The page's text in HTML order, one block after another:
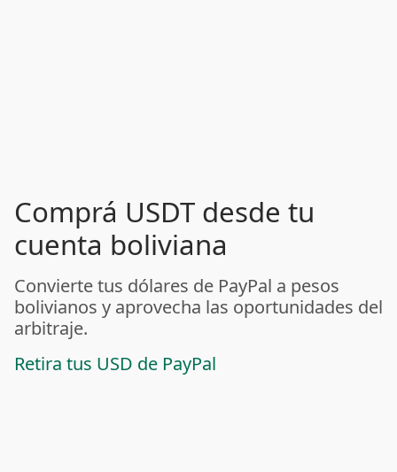
Comprá USDT desde tu
cuenta boliviana
Convierte tus dólares de PayPal a pesos
bolivianos y aprovecha las oportunidades del
arbitraje.
Retira tus USD de PayPal